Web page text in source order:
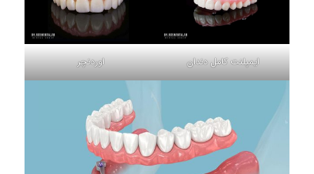
ایمپلنت کامل دندان اوردنچر